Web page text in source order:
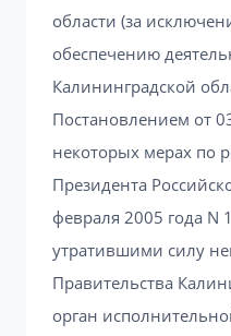
области (за
обеспечению
Калининградской
Постановлением от
некоторых мерах по
Президента
февраля 2005 года N
утратившими силу
Правительства
орган